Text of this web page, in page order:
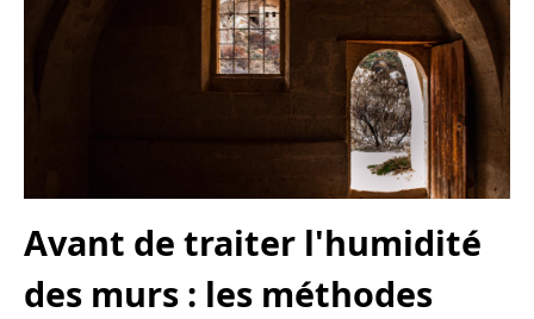
Avant de traiter l'humidité
des murs : les méthodes